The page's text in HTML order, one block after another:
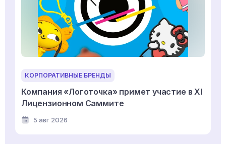
КОРПОРАТИВНЫЕ БРЕНДЫ
Компания «Логоточка» примет участие в XI
Лицензионном Саммите
5 авг 2026